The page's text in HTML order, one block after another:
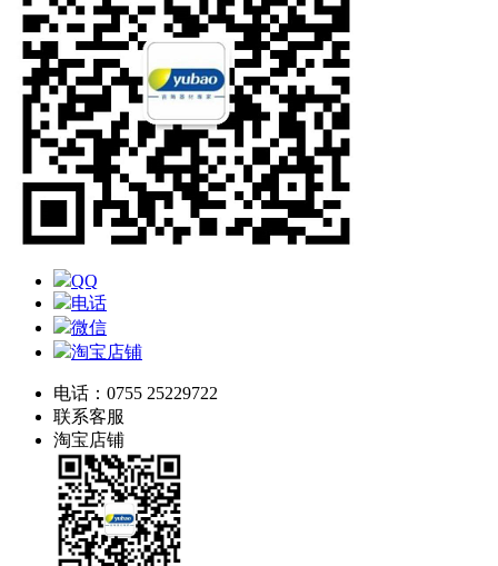
QQ
电话
微信
淘宝店铺
电话：0755 25229722
联系客服
淘宝店铺